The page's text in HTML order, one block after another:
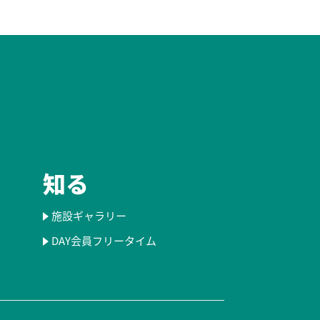
知る
施設ギャラリー
DAY会員フリータイム